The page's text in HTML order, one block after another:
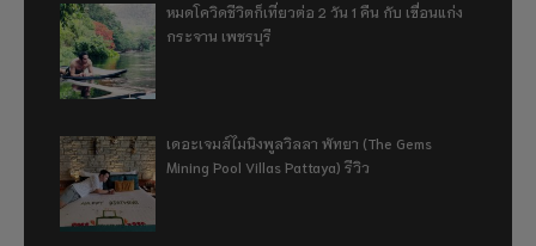
หมดโควิดชีวิตก็เที่ยวต่อ 2 วัน 1 คืน กับ เขื่อนแก่ง
กระจาน เพชรบุรี
เดอะเจมส์ไมนิงพูลวิลลา พัทยา (The Gems
Mining Pool Villas Pattaya) รีวิว